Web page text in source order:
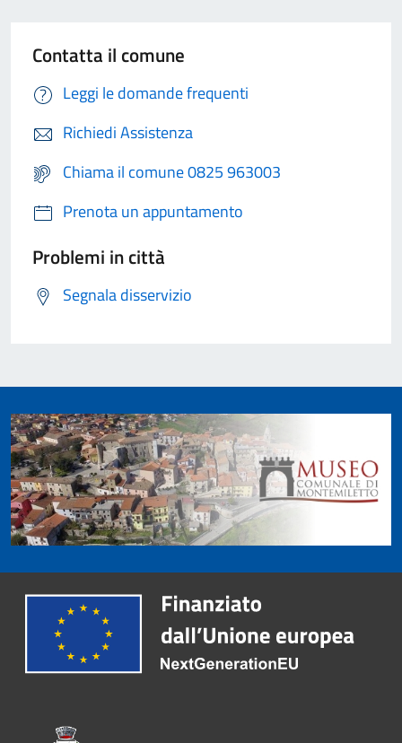
Contatta il comune
Leggi le domande frequenti
Richiedi Assistenza
Chiama il comune 0825 963003
Prenota un appuntamento
Problemi in città
Segnala disservizio